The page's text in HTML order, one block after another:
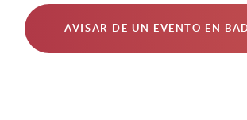
AVISAR DE UN EVENTO EN